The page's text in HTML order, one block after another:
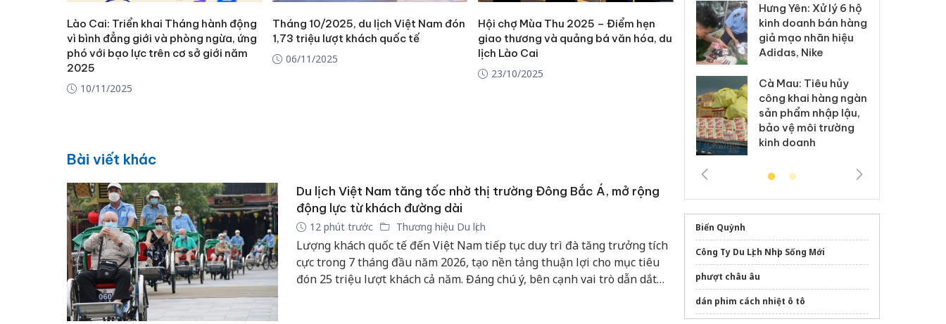
Lào Cai: Triển khai Tháng hành động
vì bình đẳng giới và phòng ngừa, ứng
phó với bạo lực trên cơ sở giới năm
2025
10/11/2025
Tháng 10/2025, du lịch Việt Nam đón
1,73 triệu lượt khách quốc tế
06/11/2025
Hội chợ Mùa Thu 2025 – Điểm hẹn
giao thương và quảng bá văn hóa, du
lịch Lào Cai
23/10/2025
Bài viết khác
Du lịch Việt Nam tăng tốc nhờ thị trường Đông Bắc Á, mở rộng
động lực từ khách đường dài
12 phút trước Thương hiệu Du lịch
Lượng khách quốc tế đến Việt Nam tiếp tục duy trì đà tăng trưởng tích
cực trong 7 tháng đầu năm 2026, tạo nền tảng thuận lợi cho mục tiêu
đón 25 triệu lượt khách cả năm. Đáng chú ý, bên cạnh vai trò dẫn dắt
hại trong vụ án buôn
bán bình sữa
Hưng Yên: Xử lý 6 hộ
kinh doanh bán hàng
giả mạo nhãn hiệu
Adidas, Nike
Cà Mau: Tiêu hủy
công khai hàng ngàn
sản phẩm nhập lậu,
bảo vệ môi trường
kinh doanh
Biển Quỳnh
Công Ty Du Lịch Nhịp Sống Mới
phượt châu âu
dán phim cách nhiệt ô tô